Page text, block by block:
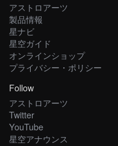
アストロアーツ
製品情報
星ナビ
星空ガイド
オンラインショップ
プライバシー・ポリシー
Follow
アストロアーツ
Twitter
YouTube
星空アナウンス